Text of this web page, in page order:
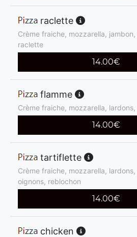
raclette
Crème fraiche, mozzarella,
raclette
14.00€
flamme
Crème fraiche, mozzarella,
14.00€
tartiflette
Crème fraiche, mozzarella,
oignons, reblochon
14.00€
chicken